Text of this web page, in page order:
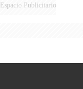
Espacio Publicitario